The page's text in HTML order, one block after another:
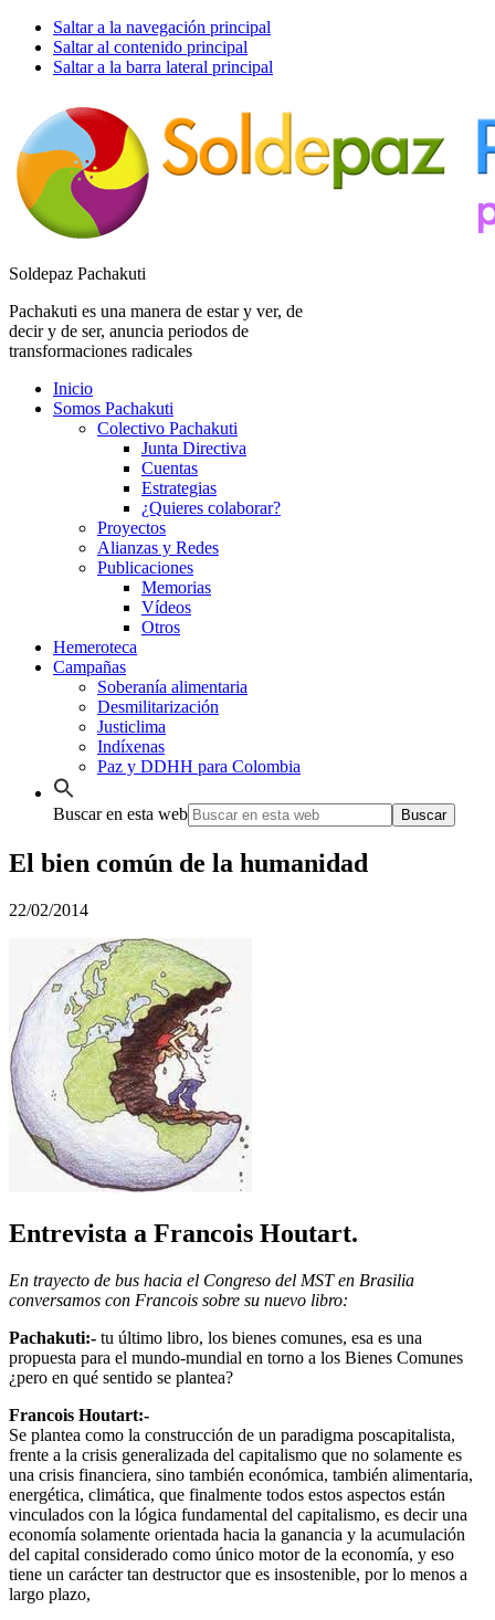
Saltar a la navegación principal
Saltar al contenido principal
Saltar a la barra lateral principal
Soldepaz Pachakuti
Pachakuti es una manera de estar y ver, de
decir y de ser, anuncia periodos de
transformaciones radicales
Inicio
Somos Pachakuti
Colectivo Pachakuti
Junta Directiva
Cuentas
Estrategias
¿Quieres colaborar?
Proyectos
Alianzas y Redes
Publicaciones
Memorias
Vídeos
Otros
Hemeroteca
Campañas
Soberanía alimentaria
Desmilitarización
Justiclima
Indíxenas
Paz y DDHH para Colombia
Buscar en esta web
El bien común de la humanidad
22/02/2014
Entrevista a Francois Houtart.
En trayecto de bus hacia el Congreso del MST en Brasilia
conversamos con Francois sobre su nuevo libro:
Pachakuti:- tu último libro, los bienes comunes, esa es una
propuesta para el mundo-mundial en torno a los Bienes Comunes
¿pero en qué sentido se plantea?
Francois Houtart:-
Se plantea como la construcción de un paradigma poscapitalista,
frente a la crisis generalizada del capitalismo que no solamente es
una crisis financiera, sino también económica, también alimentaria,
energética, climática, que finalmente todos estos aspectos están
vinculados con la lógica fundamental del capitalismo, es decir una
economía solamente orientada hacia la ganancia y la acumulación
del capital considerado como único motor de la economía, y eso
tiene un carácter tan destructor que es insostenible, por lo menos a
largo plazo,